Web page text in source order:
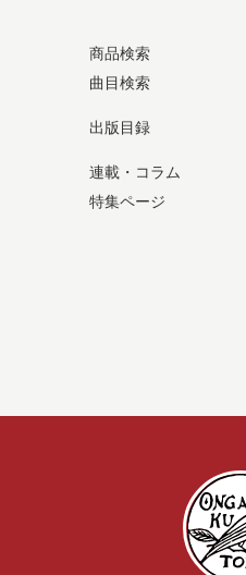
商品検索
曲目検索
出版目録
連載・コラム
特集ページ